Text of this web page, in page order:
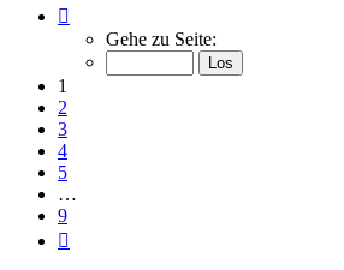
von
Gehe zu Seite:
1
2
3
4
5
…
9